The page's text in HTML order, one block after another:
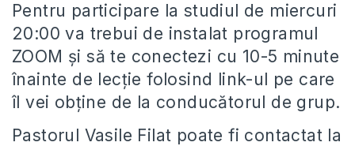
Pentru participare la studiul de miercuri
20:00 va trebui de instalat programul
ZOOM și să te conectezi cu 10-5 minute
înainte de lecție folosind link-ul pe care
îl vei obține de la conducătorul de grup.
Pastorul Vasile Filat poate fi contactat la